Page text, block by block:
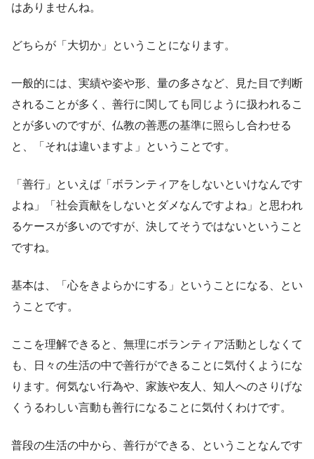
はありませんね。
どちらが「大切か」ということになります。
一般的には、実績や姿や形、量の多さなど、見た目で判断
されることが多く、善行に関しても同じように扱われるこ
とが多いのですが、仏教の善悪の基準に照らし合わせる
と、「それは違いますよ」ということです。
「善行」といえば「ボランティアをしないといけなんです
よね」「社会貢献をしないとダメなんですよね」と思われ
るケースが多いのですが、決してそうではないということ
ですね。
基本は、「心をきよらかにする」ということになる、とい
うことです。
ここを理解できると、無理にボランティア活動としなくて
も、日々の生活の中で善行ができることに気付くようにな
ります。何気ない行為や、家族や友人、知人へのさりげな
くうるわしい言動も善行になることに気付くわけです。
普段の生活の中から、善行ができる、ということなんです